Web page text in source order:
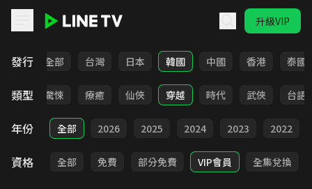
升級VIP
發行 全部 台灣 日本 韓國 中國 香港 泰國
類型
奇幻 驚悚 療癒 仙俠 穿越 時代 武俠 台語
年份 全部 2026 2025 2024 2023 2022
資格 全部 免費 部分免費 VIP會員 全集兌換